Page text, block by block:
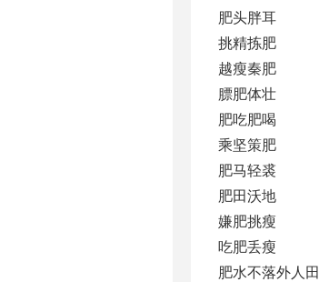
肥头胖耳
挑精拣肥
越瘦秦肥
膘肥体壮
肥吃肥喝
乘坚策肥
肥马轻裘
肥田沃地
嫌肥挑瘦
吃肥丢瘦
肥水不落外人田